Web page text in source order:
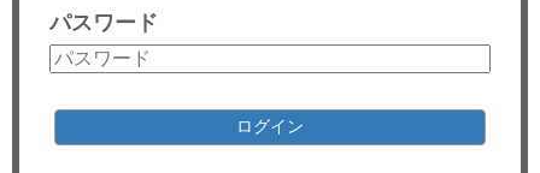
コンサルティング
リサーチ
パスワード
ログイン